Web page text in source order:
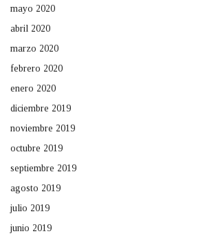
mayo 2020
abril 2020
marzo 2020
febrero 2020
enero 2020
diciembre 2019
noviembre 2019
octubre 2019
septiembre 2019
agosto 2019
julio 2019
junio 2019